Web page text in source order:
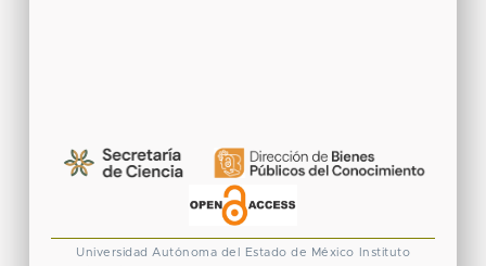
Universidad Autónoma del Estado de México
Instituto